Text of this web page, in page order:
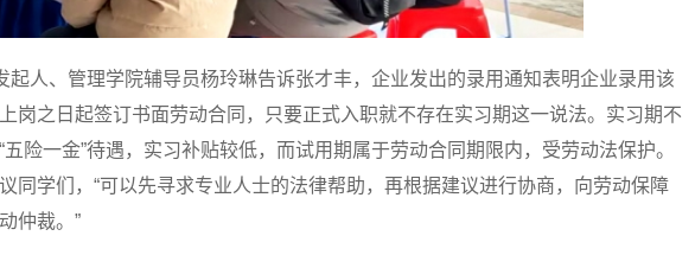
人、管理学院辅导员杨玲琳告诉张才丰，企业发出的录用通知表明企业录用该
岗之日起签订书面劳动合同，只要正式入职就不存在实习期这一说法。实习期不
险一金”待遇，实习补贴较低，而试用期属于劳动合同期限内，受劳动法保护。
同学们，“可以先寻求专业人士的法律帮助，再根据建议进行协商，向劳动保障
仲裁。”